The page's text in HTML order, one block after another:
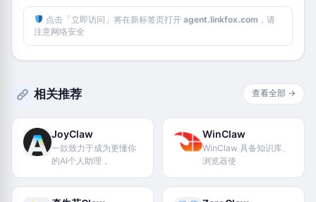
点击「立即访问」将在新标签页打开 agent.linkfox.com ，请
注意网络安全
相关推荐 查看全部 →
JoyClaw
一款致力于成为更懂你
的AI个人助理，
WinClaw
WinClaw 具备知识库、
浏览器使